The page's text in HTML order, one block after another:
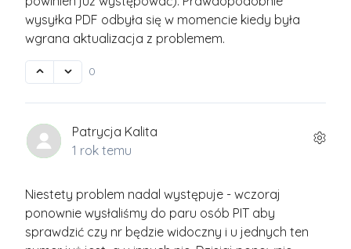
wysyłka PDF odbyła się w momencie kiedy była
wgrana aktualizacja z problemem.
0
Patrycja Kalita
1 rok temu
Niestety problem nadal występuje - wczoraj
ponownie wysłaliśmy do paru osób PIT aby
sprawdzić czy nr będzie widoczny i u jednych ten